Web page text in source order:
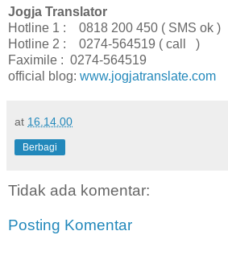
Jogja Translator
Hotline 1 : 0818 200 450 ( SMS ok )
Hotline 2 : 0274-564519 ( call )
Faximile : 0274-564519
official blog: www.jogjatranslate.com
at 16.14.00
Berbagi
Tidak ada komentar:
Posting Komentar